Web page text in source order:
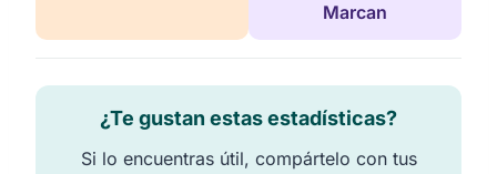
Marcan
¿Te gustan estas estadísticas?
Si lo encuentras útil, compártelo con tus